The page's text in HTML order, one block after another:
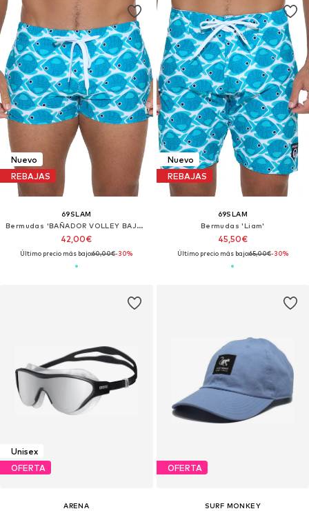
Nuevo
REBAJAS
69SLAM
Bermudas 'BAÑADOR VOLLEY BAJO FISHES'
42,00€
Último precio más bajo:60,00€-30%
Nuevo
REBAJAS
69SLAM
Bermudas 'Liam'
45,50€
Último precio más bajo:65,00€-30%
Unisex
OFERTA
ARENA
OFERTA
SURF MONKEY